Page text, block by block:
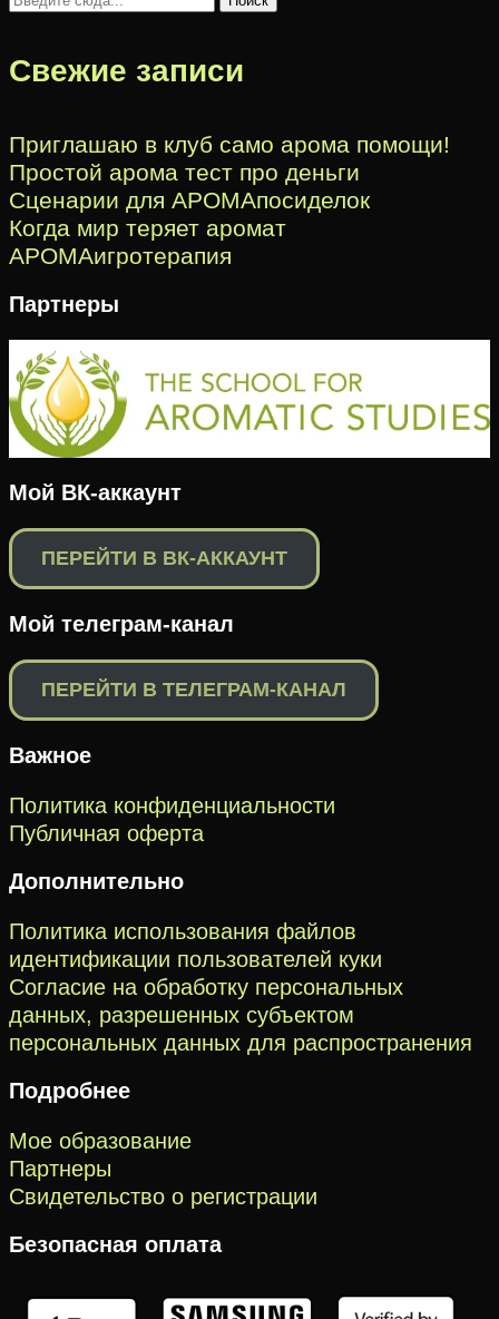
Свежие записи
Приглашаю в клуб само арома помощи!
Простой арома тест про деньги
Сценарии для АРОМАпосиделок
Когда мир теряет аромат
АРОМАигротерапия
Партнеры
Мой ВК-аккаунт
ПЕРЕЙТИ В ВК-АККАУНТ
Мой телеграм-канал
ПЕРЕЙТИ В ТЕЛЕГРАМ-КАНАЛ
Важное
Политика конфиденциальности
Публичная оферта
Дополнительно
Политика использования файлов
идентификации пользователей куки
Согласие на обработку персональных
данных, разрешенных субъектом
персональных данных для распространения
Подробнее
Мое образование
Партнеры
Свидетельство о регистрации
Безопасная оплата